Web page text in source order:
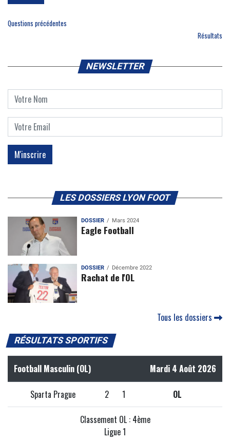
Questions précédentes
Résultats
NEWSLETTER
LES DOSSIERS LYON FOOT
DOSSIER Mars 2024
Eagle Football
DOSSIER Décembre 2022
Rachat de l'OL
Tous les dossiers
RÉSULTATS SPORTIFS
Football Masculin (OL) Mardi 4 Août 2026
Sparta Prague 2 1 OL
Classement OL : 4ème
Ligue 1